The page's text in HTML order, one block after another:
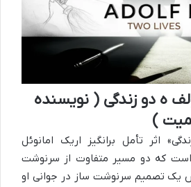
ه دو زندگی ( نویسنده
)
اثر تأمل برانگیز اریک امانوئل
است که دو مسیر متفاوت از سرنوشت
یک تصمیم سرنوشت ساز در جوانی او